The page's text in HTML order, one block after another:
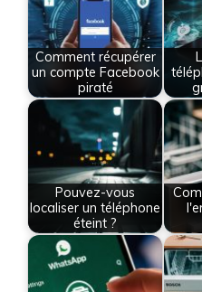
Comment récupérer
un compte Facebook
piraté
Pouvez-vous
localiser un téléphone
éteint ?